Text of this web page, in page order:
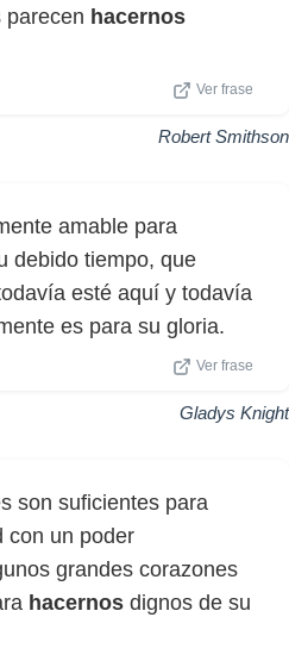
parecen hacernos
Ver frase
Robert Smithson
amable para
debido tiempo, que
esté aquí y todavía
es para su gloria.
Ver frase
Gladys Knight
son suficientes para
con un poder
grandes corazones
hacernos dignos de su